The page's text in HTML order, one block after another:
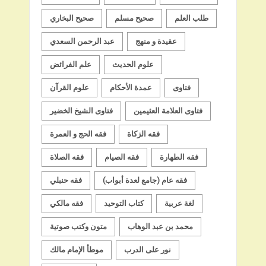
صحيح البخاري صحيح مسلم طلب العلم
عبد الرحمن السعدي عقيدة و منهج
علم الفرائض علوم الحديث
علوم القرآن عمدة الأحكام فتاوى
فتاوى الشيخ الخضير فتاوى العلامة العثيمين
فقه الحج و العمرة فقه الزكاة
فقه الصلاة فقه الصيام فقه الطهارة
فقه حنبلي فقه عام (جامع لعدة أبواب)
فقه مالكي كتاب التوحيد لغة عربية
متون وكتب صوتية محمد بن عبد الوهاب
موطأ الإمام مالك نور على الدرب